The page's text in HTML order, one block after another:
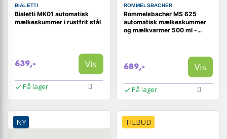
BIALETTI
Bialetti MK01 automatisk
mælkeskummer i rustfrit stål
639,- Vis
På lager
ROMMELSBACHER
Rommelsbacher MS 625
automatisk mælkeskummer
og mælkvarmer 500 ml -
689,- Vis
På lager
NY TILBUD